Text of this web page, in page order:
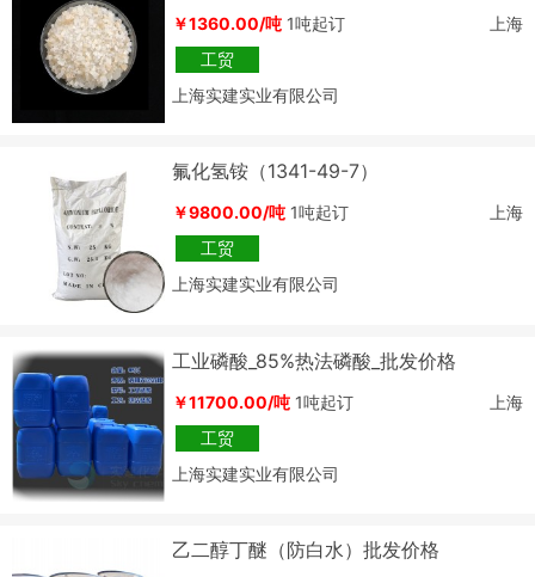
￥1360.00/吨 1吨起订
上海
工贸
上海实建实业有限公司
氟化氢铵（1341-49-7）
￥9800.00/吨 1吨起订
上海
工贸
上海实建实业有限公司
工业磷酸_85%热法磷酸_批发价格
￥11700.00/吨 1吨起订
上海
工贸
上海实建实业有限公司
乙二醇丁醚（防白水）批发价格